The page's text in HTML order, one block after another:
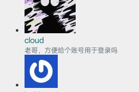
cloud
老哥，方便给个账号用于登录吗